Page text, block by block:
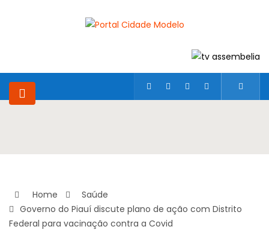
Home
Saúde
Governo do Piauí discute plano de ação com Distrito
Federal para vacinação contra a Covid